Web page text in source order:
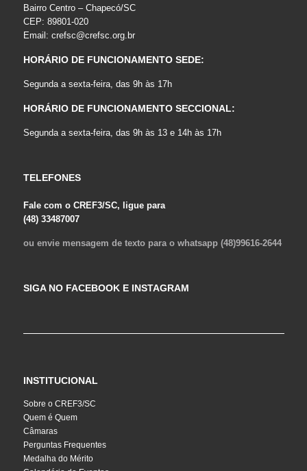
Bairro Centro – Chapecó/SC
CEP: 89801-020
Email: crefsc@crefsc.org.br
HORÁRIO DE FUNCIONAMENTO SEDE:
Segunda a sexta-feira, das 9h às 17h
HORÁRIO DE FUNCIONAMENTO SECCIONAL:
Segunda a sexta-feira, das 9h às 13 e 14h às 17h
TELEFONES
Fale com o CREF3/SC, ligue para
(48) 33487007
ou envie mensagem de texto para o whatsapp (48)99616-2644
SIGA NO FACEBOOK E INSTAGRAM
INSTITUCIONAL
Sobre o CREF3/SC
Quem é Quem
Câmaras
Perguntas Frequentes
Medalha do Mérito